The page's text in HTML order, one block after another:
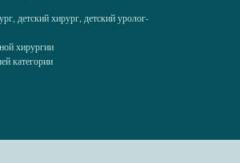
детский хирург, детский уролог-
хирургии
категории